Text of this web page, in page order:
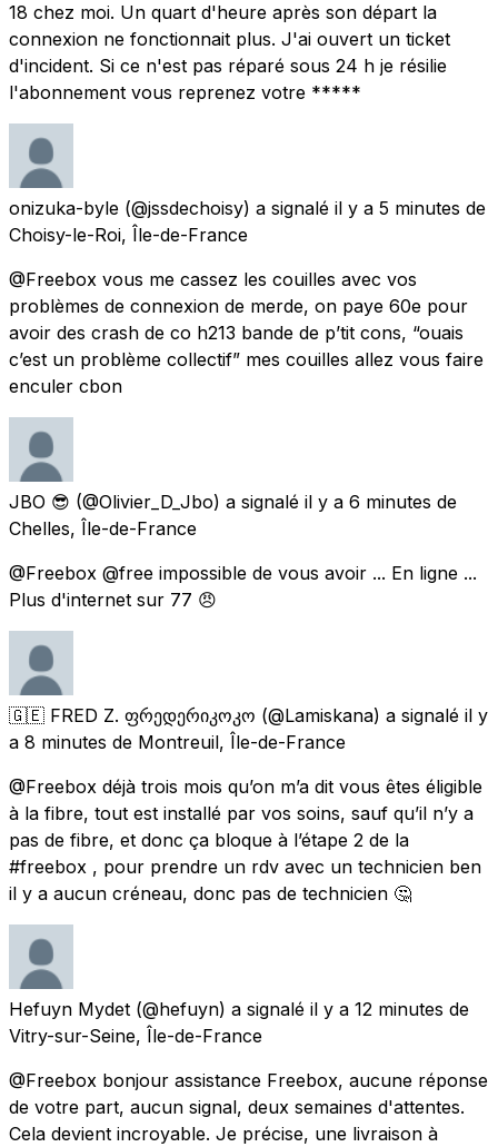
18 chez moi. Un quart d'heure après son départ la
connexion ne fonctionnait plus. J'ai ouvert un ticket
d'incident. Si ce n'est pas réparé sous 24 h je résilie
l'abonnement vous reprenez votre *****
onizuka-byle (@jssdechoisy) a signalé il y a 5 minutes de
Choisy-le-Roi, Île-de-France
@Freebox vous me cassez les couilles avec vos
problèmes de connexion de merde, on paye 60e pour
avoir des crash de co h213 bande de p’tit cons, “ouais
c’est un problème collectif” mes couilles allez vous faire
enculer cbon
JBO 😎 (@Olivier_D_Jbo) a signalé il y a 6 minutes de
Chelles, Île-de-France
@Freebox @free impossible de vous avoir ... En ligne ...
Plus d'internet sur 77 😠
🇬🇪 FRED Z. ფრედერიკოკო (@Lamiskana) a signalé il y
a 8 minutes de Montreuil, Île-de-France
@Freebox déjà trois mois qu’on m’a dit vous êtes éligible
à la fibre, tout est installé par vos soins, sauf qu’il n’y a
pas de fibre, et donc ça bloque à l’étape 2 de la
#freebox , pour prendre un rdv avec un technicien ben
il y a aucun créneau, donc pas de technicien 🤔
Hefuyn Mydet (@hefuyn) a signalé il y a 12 minutes de
Vitry-sur-Seine, Île-de-France
@Freebox bonjour assistance Freebox, aucune réponse
de votre part, aucun signal, deux semaines d'attentes.
Cela devient incroyable. Je précise, une livraison à